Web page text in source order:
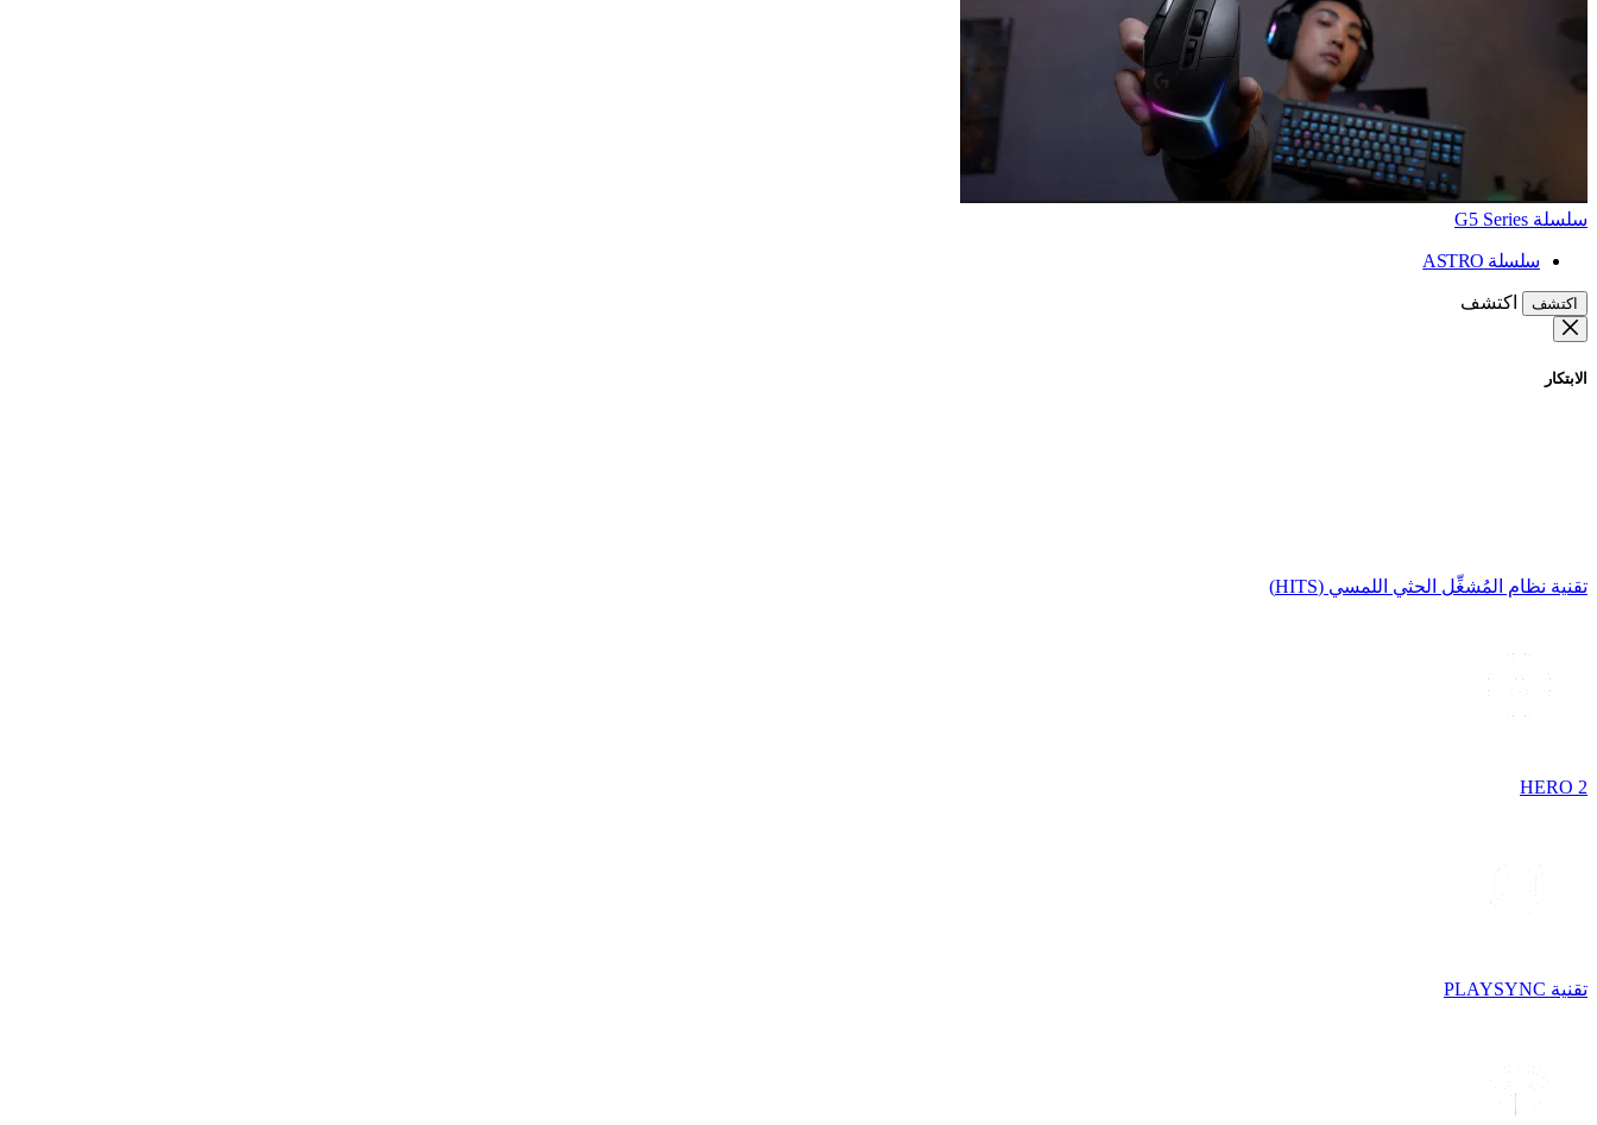
سلسلة G5 Series
سلسلة ASTRO
اكتشف اكتشف
الابتكار
تقنية نظام المُشغِّل الحثي اللمسي (HITS)
HERO 2
تقنية PLAYSYNC